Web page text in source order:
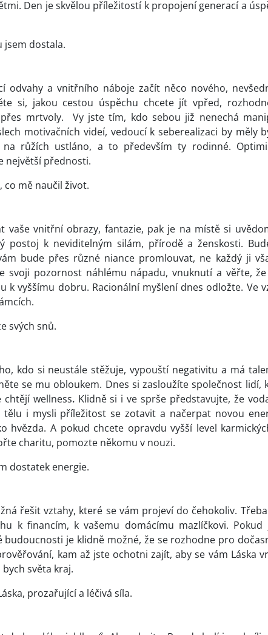
Den je skvělou příležitostí k propojení generací a
jsem dostala.
odvahy a vnitřního náboje začít něco nového,
si, jakou cestou úspěchu chcete jít vpřed,
mrtvoly. Vy jste tím, kdo sebou již nenechá
motivačních videí, vedoucí k seberealizaci by měly
na růžích ustláno, a to především ty rodinné.
největší přednosti.
mě naučil život.
vaše vnitřní obrazy, fantazie, pak je na místě si
postoj k neviditelným silám, přírodě a ženskosti.
bude přes různé niance promlouvat, ne každý ji
svoji pozornost náhlému nápadu, vnuknutí a věřte, že
k vyššímu dobru. Racionální myšlení dnes odložte. Ve
svých snů.
kdo si neustále stěžuje, vypouští negativitu a má
se mu obloukem. Dnes si zasloužíte společnost lidí,
chtějí wellness.Klidně si i ve sprše představujte, že
i mysli příležitost se zotavit a načerpat novou
hvězda. A pokud chcete opravdu vyšší level
charitu, pomozte někomu v nouzi.
dostatek energie.
řešit vztahy, které se vám projeví do čehokoliv.
k financím, k vašemu domácímu mazlíčkovi. Pokud
je klidně možné, že se rozhodne pro
kam až jste ochotni zajít, aby se vám Láska
světa kraj.
prozařující a léčivá síla.